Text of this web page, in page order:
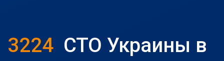
3224 СТО Украины в